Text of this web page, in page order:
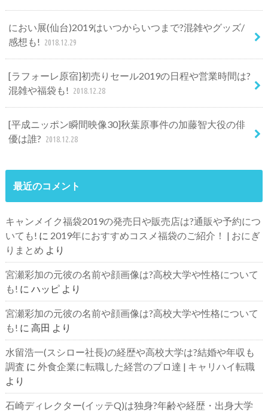
におい展(仙台)2019はいつからいつまで?混雑やグッズ/
感想も! 2018.12.29
[ラフォーレ原宿]初売りセール2019の日程や営業時間は?
混雑や福袋も! 2018.12.28
[平成ニッポン瞬間映像30]秋葉原事件の加藤智大役の俳
優は誰? 2018.12.28
最近のコメント
キャンメイク福袋2019の発売日や販売店は?通販や予約につ
いても! に 2019年におすすめコスメ福袋のご紹介！ | おにぎ
りまとめ より
宮瀬彩加の元彼の名前や顔画像は?高校大学や性格について
も! に ハッピより
宮瀬彩加の元彼の名前や顔画像は?高校大学や性格について
も! に 高田 より
水留浩一(スシロー社長)の経歴や高校大学は?結婚や年収も
調査 に 外食企業に転職した経営のプロ達 | キャリハイ転職
より
石崎ディレクター(イッテQ)は独身?年齢や経歴・出身大学